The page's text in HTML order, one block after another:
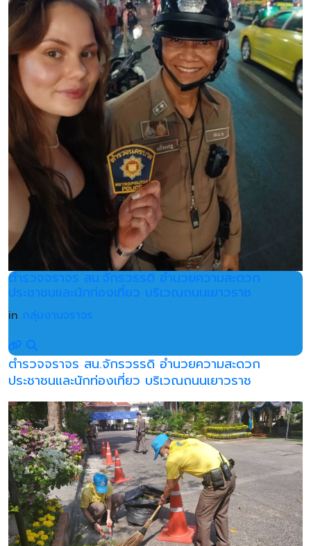
ตำรวจจราจร สน.จักรวรรดิ อำนวยความสะดวก
ประชาชนและนักท่องเที่ยว บริเวณถนนเยาวราช
in กลุ่มงานจราจร
ตำรวจจราจร สน.จักรวรรดิ อำนวยความสะดวก
ประชาชนและนักท่องเที่ยว บริเวณถนนเยาวราช